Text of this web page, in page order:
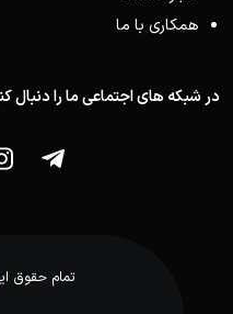
همکاری با ما
در شبکه های اجتماعی ما را دنبال
تمام حقوق